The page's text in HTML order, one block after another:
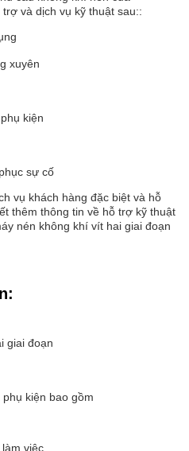
và dịch vụ kỹ thuật sau::
xuyên
kiện
sự cố
vụ khách hàng đặc biệt và hỗ
thêm thông tin về hỗ trợ kỹ thuật
nén không khí vít hai giai đoạn
giai đoạn
kiện bao gồm
việc